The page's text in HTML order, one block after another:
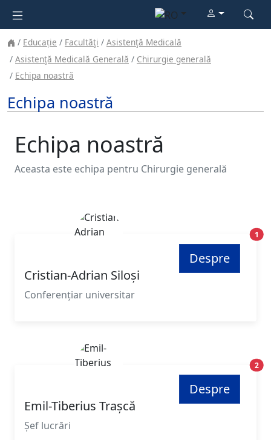
Educație Facultăţi
Asistenţă Medicală
Asistenţă Medicală Generală
Chirurgie generală
Echipa noastră
Echipa noastră
Echipa noastră
Aceasta este echipa pentru Chirurgie generală
1
Cristian-Adrian Siloși
Conferențiar universitar
Despre
2
Emil-Tiberius Trașcă
Șef lucrări
Despre